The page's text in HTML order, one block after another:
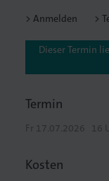
Anmelden
Dieser Termin
Termin
Fr 17.07.2026 16
Kosten